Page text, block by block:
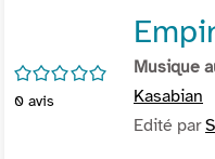
/5
0 avis
Musique
Kasabian
Edité par